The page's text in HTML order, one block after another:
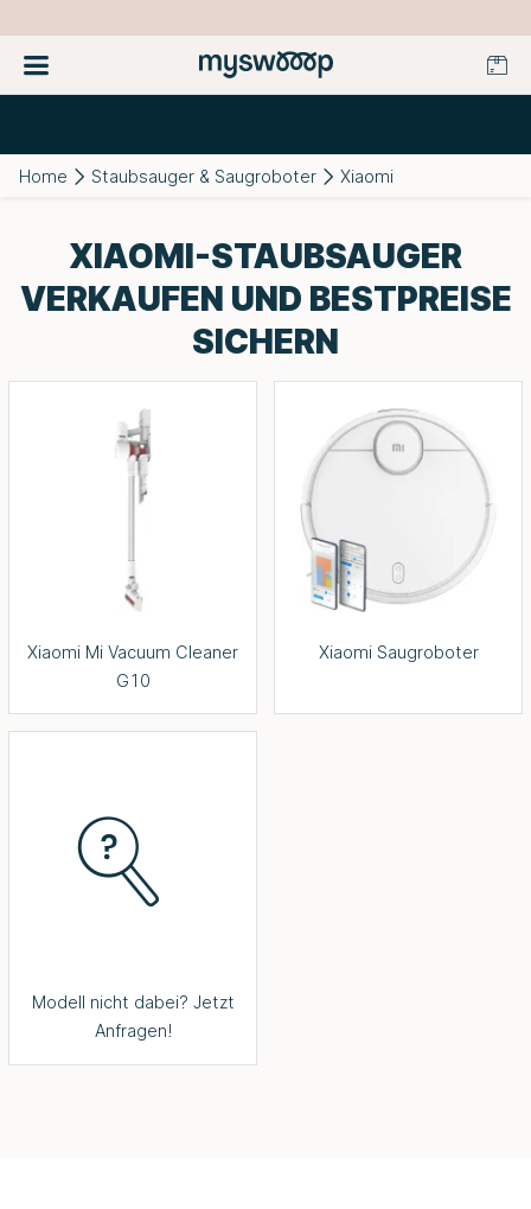
Home Staubsauger & Saugroboter Xiaomi
XIAOMI-STAUBSAUGER
VERKAUFEN UND BESTPREISE
SICHERN
Xiaomi Mi Vacuum Cleaner
G10
Xiaomi Saugroboter
Modell nicht dabei? Jetzt
Anfragen!